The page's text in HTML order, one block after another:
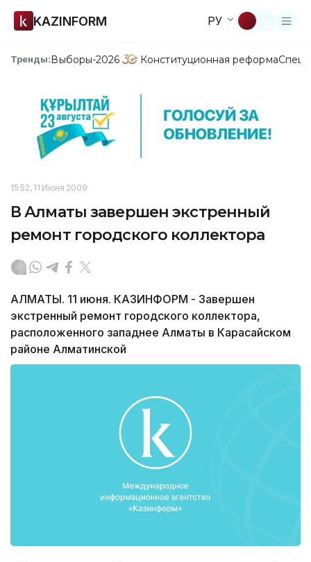
KAZINFORM РУ
Тренды:Выборы-2026 Конституционная реформа
15:52, 11 Июня 2009
В Алматы завершен экстренный
ремонт городского коллектора
АЛМАТЫ. 11 июня. КАЗИНФОРМ - Завершен
экстренный ремонт городского коллектора,
расположенного западнее Алматы в Карасайском
районе Алматинской